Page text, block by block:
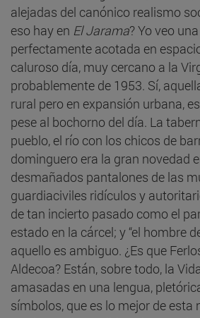
alejadas del canónico realismo
eso hay en El Jarama? Yo veo
perfectamente acotada en
caluroso día, muy cercano a la
probablemente de 1953. Sí,
rural pero en expansión urbana,
pese al bochorno del día. La
pueblo, el río con los chicos de
dominguero era la gran novedad
desmañados pantalones de las
guardiaciviles ridículos y
de tan incierto pasado como el
estado en la cárcel; y “el hombre
aquello es ambiguo. ¿Es que
Aldecoa? Están, sobre todo, la
amasadas en una lengua,
símbolos, que es lo mejor de esta